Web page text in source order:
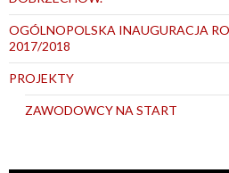
OGÓLNOPOLSKA INAUGURACJA
2017/2018
PROJEKTY
ZAWODOWCY NA START